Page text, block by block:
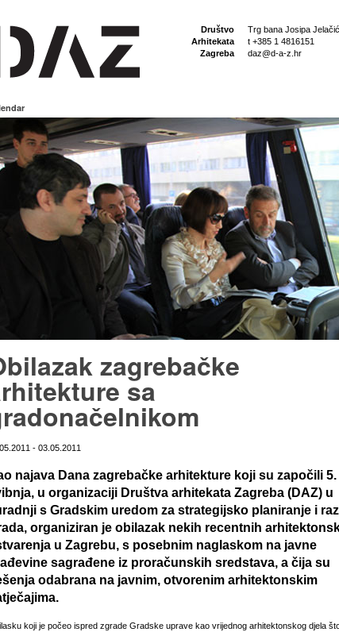
Društvo
Arhitekata
Zagreba
Trg bana Josipa
t +385 1 4816151
daz@d-a-z.hr
zagrebačke
sa
- 03.05.2011
najava Dana zagrebačke arhitekture koji su započili 5.
u organizaciji Društva arhitekata Zagreba (DAZ) u
s Gradskim uredom za strategijsko planiranje i
organiziran je obilazak nekih recentnih
u Zagrebu, s posebnim naglaskom na javne
sagrađene iz proračunskih sredstava, a čija su
odabrana na javnim, otvorenim arhitektonskim
koji je počeo ispred zgrade Gradske uprave kao vrijednog arhitektonskog djela